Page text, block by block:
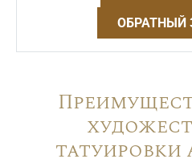
ОБРАТНЫЙ